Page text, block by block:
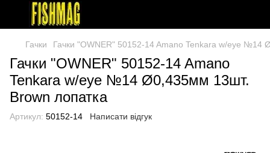
Гачки Гачки "OWNER" 50152-14 Amano Tenkara w/eye №14
Гачки "OWNER" 50152-14 Amano
Tenkara w/eye №14 Ø0,435мм 13шт.
Brown лопатка
Артикул: 50152-14 Написати відгук